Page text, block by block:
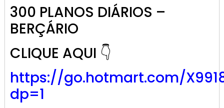
300 PLANOS DIÁRIOS –
BERÇÁRIO
CLIQUE AQUI 👇
https://go.hotmart.com/
dp=1